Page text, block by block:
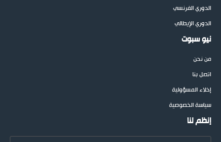
الدوري الفرنسي
الدوري الإيطالي
نيو سبوت
من نحن
اتصل بنا
إخلاء المسؤولية
سياسة الخصوصية
إنظم لنا